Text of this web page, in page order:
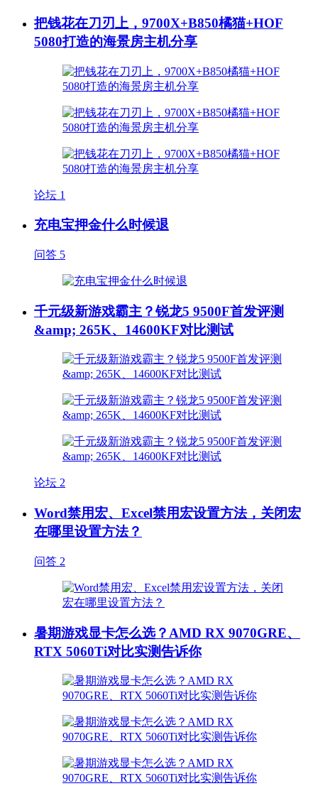
把钱花在刀刃上，9700X+B850橘猫+HOF
5080打造的海景房主机分享
论坛 1
充电宝押金什么时候退
问答 5
千元级新游戏霸主？锐龙5 9500F首发评测
&amp; 265K、14600KF对比测试
论坛 2
Word禁用宏、Excel禁用宏设置方法，关闭宏
在哪里设置方法？
问答 2
暑期游戏显卡怎么选？AMD RX 9070GRE、
RTX 5060Ti对比实测告诉你